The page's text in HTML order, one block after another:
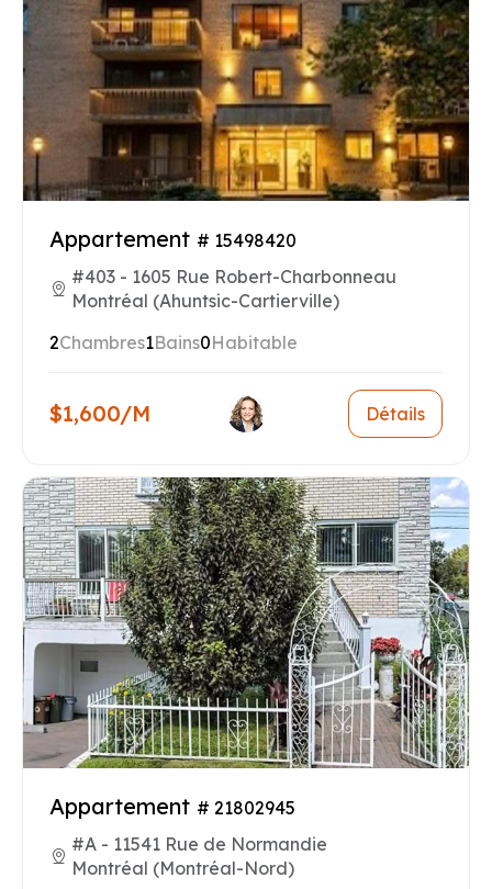
Appartement # 15498420
#403 - 1605 Rue Robert-Charbonneau
Montréal (Ahuntsic-Cartierville)
2Chambres1Bains0Habitable
$1,600/M Détails
Appartement # 21802945
#A - 11541 Rue de Normandie
Montréal (Montréal-Nord)